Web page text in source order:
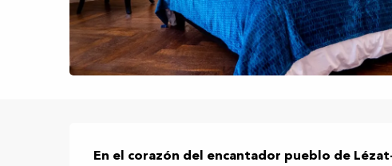
Descripción
En el corazón del encantador pueblo de